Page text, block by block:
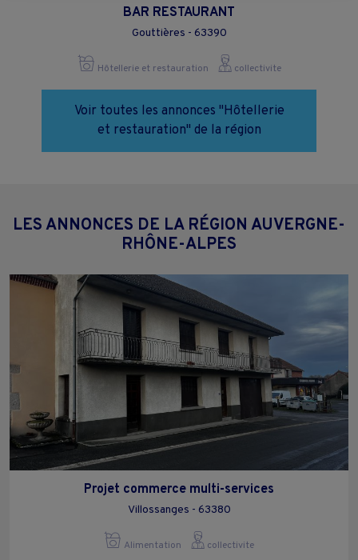
BAR RESTAURANT
Gouttières - 63390
Hôtellerie et restauration collectivite
Voir toutes les annonces "Hôtellerie
et restauration" de la région
LES ANNONCES DE LA RÉGION AUVERGNE-
RHÔNE-ALPES
Projet commerce multi-services
Villossanges - 63380
Alimentation collectivite